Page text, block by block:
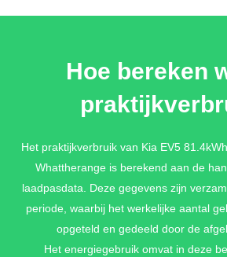
€ 895,-
€ 895,-
DARK OCEAN BLUE
Hoe bereken
Het praktijkverbruik van Kia EV5
Whattherange is berekend aan de
laadpasdata. Deze gegevens zijn
periode, waarbij het werkelijke aantal
opgeteld en gedeeld door de
Het energiegebruik omvat in deze